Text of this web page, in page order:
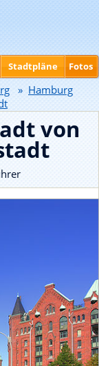
von
Stadtpläne Fotos
» Hamburg